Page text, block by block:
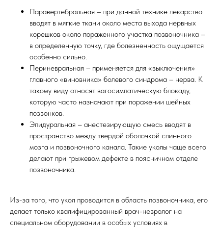
Паравертебральная – при данной технике лекарство
вводят в мягкие ткани около места выхода нервных
корешков около пораженного участка позвоночника –
в определенную точку, где болезненность ощущается
особенно сильно.
Периневральная – применяется для «выключения»
главного «виновника» болевого синдрома – нерва. К
такому виду относят вагосимпатическую блокаду,
которую часто назначают при поражении шейных
позвонков.
Эпидуральная – анестезирующую смесь вводят в
пространство между твердой оболочкой спинного
мозга и позвоночного канала. Такие уколы чаще всего
делают при грыжевом дефекте в поясничном отделе
позвоночника.
Из-за того, что укол проводится в область позвоночника, его
делает только квалифицированный врач-невролог на
специальном оборудовании в особых условиях в